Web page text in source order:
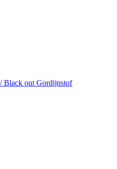
Black out Gordijnstof